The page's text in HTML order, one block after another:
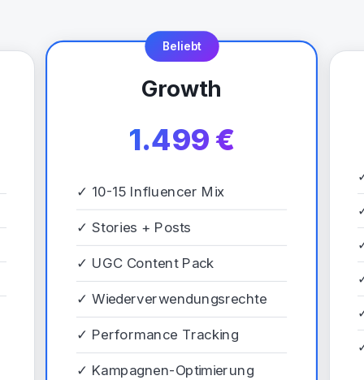
Beliebt
Growth
1.499 €
✓ 10-15 Influencer Mix
✓Stories + Posts
✓ UGC Content Pack
✓Wiederverwendungsrechte
✓ Performance Tracking
✓ Kampagnen-Optimierung